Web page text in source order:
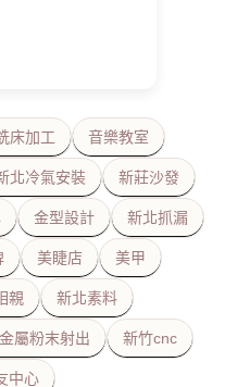
床加工 音樂教室
北冷氣安裝 新莊沙發
金型設計 新北抓漏
美睫店 美甲
親 新北素料
屬粉末射出 新竹cnc
中心